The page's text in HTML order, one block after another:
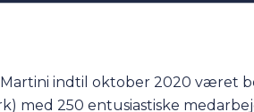
indtil oktober 2020 været
med 250 entusiastiske